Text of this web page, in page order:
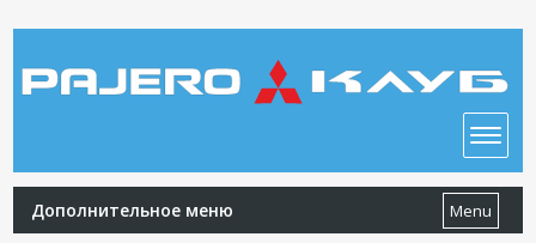
Дополнительное меню Menu